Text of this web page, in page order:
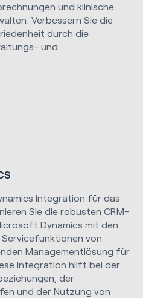
und klinische
Verbessern Sie die
durch die
und
Integration für das
Sie die robusten CRM-
Dynamics mit den
von
Managementlösung für
Integration hilft bei der
der
und der Nutzung von